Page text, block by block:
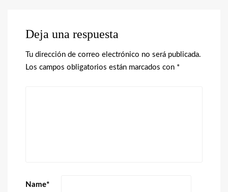
Deja una respuesta
Tu dirección de correo electrónico no será publicada.
Los campos obligatorios están marcados con *
Name*